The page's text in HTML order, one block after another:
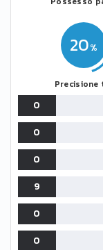
20
Precisione
0
0
0
9
0
0